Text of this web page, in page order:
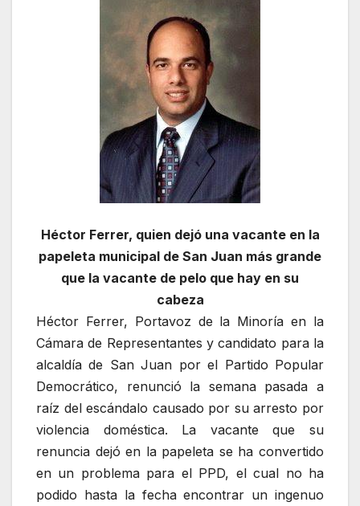
Héctor Ferrer, quien dejó una vacante en la
papeleta municipal de San Juan más grande
que la vacante de pelo que hay en su
cabeza
Héctor Ferrer, Portavoz de la Minoría en la
Cámara de Representantes y candidato para la
alcaldía de San Juan por el Partido Popular
Democrático, renunció la semana pasada a
raíz del escándalo causado por su arresto por
violencia doméstica. La vacante que su
renuncia dejó en la papeleta se ha convertido
en un problema para el PPD, el cual no ha
podido hasta la fecha encontrar un ingenuo